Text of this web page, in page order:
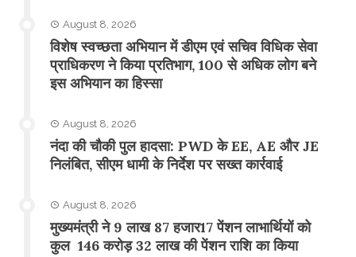
August 8, 2026
विशेष स्वच्छता अभियान में डीएम एवं सचिव विधिक सेवा
प्राधिकरण ने किया प्रतिभाग, 100 से अधिक लोग बने
इस अभियान का हिस्सा
August 8, 2026
नंदा की चौकी पुल हादसा: PWD के EE, AE और JE
निलंबित, सीएम धामी के निर्देश पर सख्त कार्रवाई
August 8, 2026
मुख्यमंत्री ने 9 लाख 87 हजार17 पेंशन लाभार्थियों को
कुल 146 करोड़ 32 लाख की पेंशन राशि का किया